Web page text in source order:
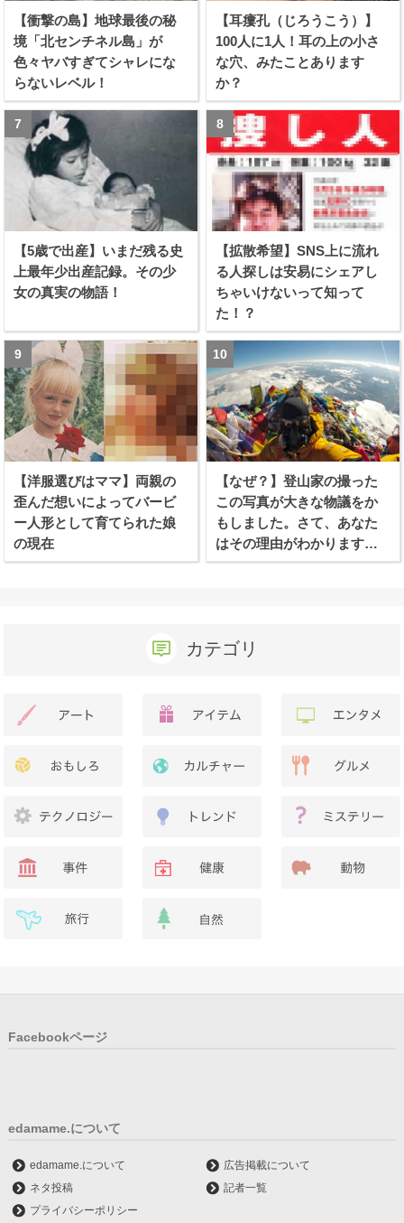
【衝撃の島】地球最後の秘
境「北センチネル島」が
色々ヤバすぎてシャレにな
らないレベル！
【耳瘻孔（じろうこう）】
100人に1人！耳の上の小さ
な穴、みたことあります
か？
【5歳で出産】いまだ残る史
上最年少出産記録。その少
女の真実の物語！
【拡散希望】SNS上に流れ
る人探しは安易にシェアし
ちゃいけないって知って
た！？
【洋服選びはママ】両親の
歪んだ想いによってバービ
ー人形として育てられた娘
の現在
【なぜ？】登山家の撮った
この写真が大きな物議をか
もしました。さて、あなた
はその理由がわかります
か？
カテゴリ
Facebookページ
edamame.について
edamame.について
広告掲載について
ネタ投稿
記者一覧
プライバシーポリシー